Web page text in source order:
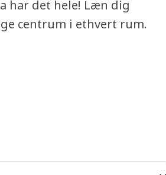
har det hele! Læn dig
centrum i ethvert rum.